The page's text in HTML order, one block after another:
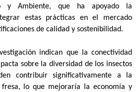
y Ambiente, que ha apoyado la
estas prácticas en el mercado
de calidad y sostenibilidad.
indican que la conectividad
sobre la diversidad de los insectos
contribuir significativamente a la
lo que mejoraría la economía y